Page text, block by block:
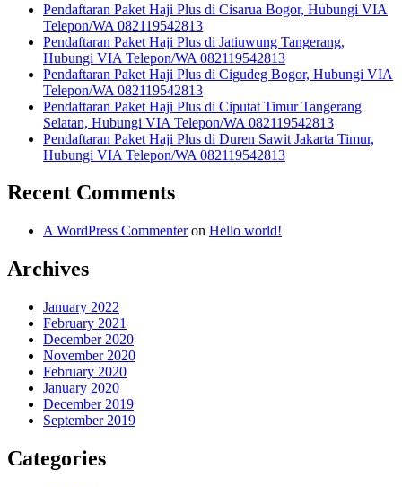
Pendaftaran Paket Haji Plus di Cisarua Bogor, Hubungi VIA
Telepon/WA 082119542813
Pendaftaran Paket Haji Plus di Jatiuwung Tangerang,
Hubungi VIA Telepon/WA 082119542813
Pendaftaran Paket Haji Plus di Cigudeg Bogor, Hubungi VIA
Telepon/WA 082119542813
Pendaftaran Paket Haji Plus di Ciputat Timur Tangerang
Selatan, Hubungi VIA Telepon/WA 082119542813
Pendaftaran Paket Haji Plus di Duren Sawit Jakarta Timur,
Hubungi VIA Telepon/WA 082119542813
Recent Comments
A WordPress Commenteron Hello world!
Archives
January 2022
February 2021
December 2020
November 2020
February 2020
January 2020
December 2019
September 2019
Categories